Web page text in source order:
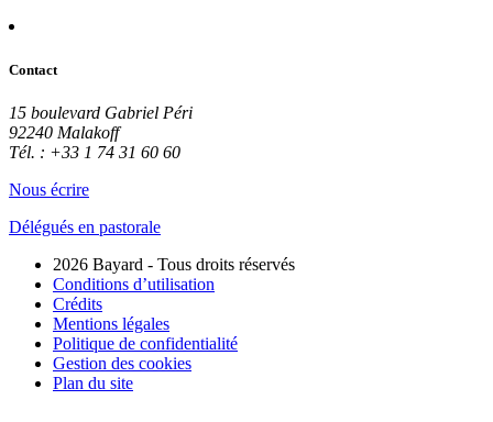
Contact
15 boulevard Gabriel Péri
92240 Malakoff
Tél. : +33 1 74 31 60 60
Nous écrire
Délégués en pastorale
2026 Bayard - Tous droits réservés
Conditions d’utilisation
Crédits
Mentions légales
Politique de confidentialité
Gestion des cookies
Plan du site